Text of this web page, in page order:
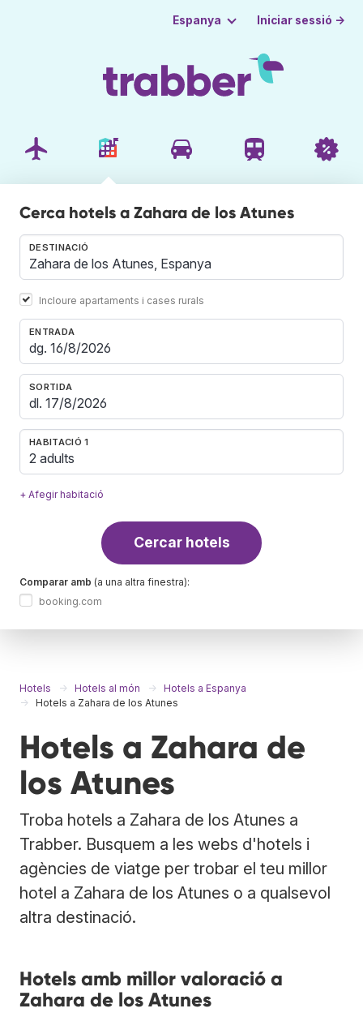
Espanya Iniciar sessió →
Cerca hotels a Zahara de los Atunes
DESTINACIÓ
Incloure apartaments i cases rurals
ENTRADA
SORTIDA
HABITACIÓ 1
2 adults
+ Afegir habitació
Cercar hotels
Comparar amb (a una altra finestra):
booking.com
Hotels Hotels al món
Hotels a Espanya
Hotels a Zahara de los Atunes
Hotels a Zahara de
los Atunes
Troba hotels a Zahara de los Atunes a
Trabber. Busquem a les webs d'hotels i
agències de viatge per trobar el teu millor
hotel a Zahara de los Atunes o a qualsevol
altra destinació.
Hotels amb millor valoració a
Zahara de los Atunes